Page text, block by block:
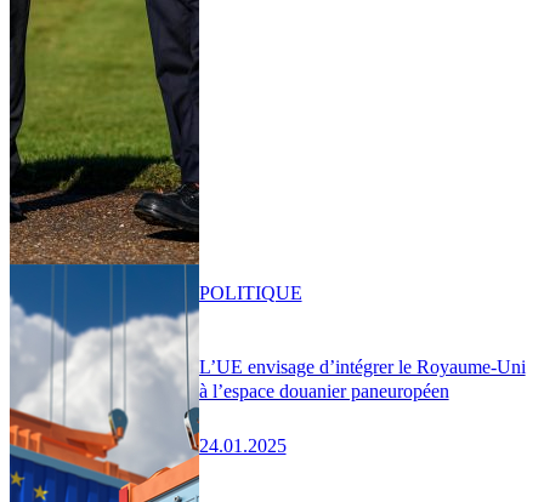
L’UE envisage d’intégrer le Royaume-Uni
à l’espace douanier paneuropéen
24.01.2025
POLITIQUE